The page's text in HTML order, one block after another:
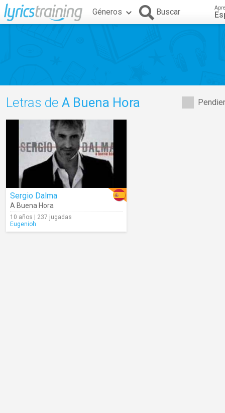
Géneros Buscar
Letras de A Buena Hora
Sergio Dalma
A Buena Hora
10 años | 237 jugadas
Eugenioh